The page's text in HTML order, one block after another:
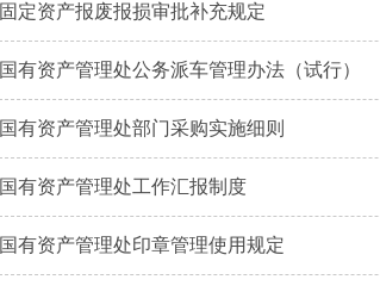
固定资产报废报损审批补充规定
国有资产管理处公务派车管理办法（试行）
国有资产管理处部门采购实施细则
国有资产管理处工作汇报制度
国有资产管理处印章管理使用规定